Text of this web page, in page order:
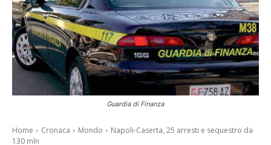
Guardia di Finanza
Home Cronaca Mondo
Napoli-Caserta, 25 arresti e sequestro da
130 mln